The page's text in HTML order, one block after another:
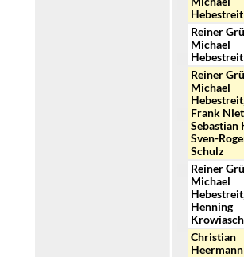
Hebestreit
Reiner
Michael
Hebestreit
Reiner
Michael
Frank
Sebastian
Sven-
Schulz
Reiner
Michael
Henning
Krowiasch
Christian
Heermann